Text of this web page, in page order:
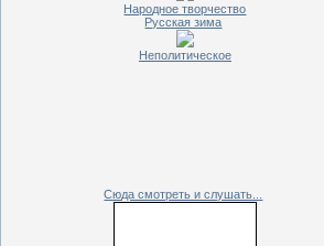
Народное творчество
Русская зима
Неполитическое
Сюда смотреть и слушать...